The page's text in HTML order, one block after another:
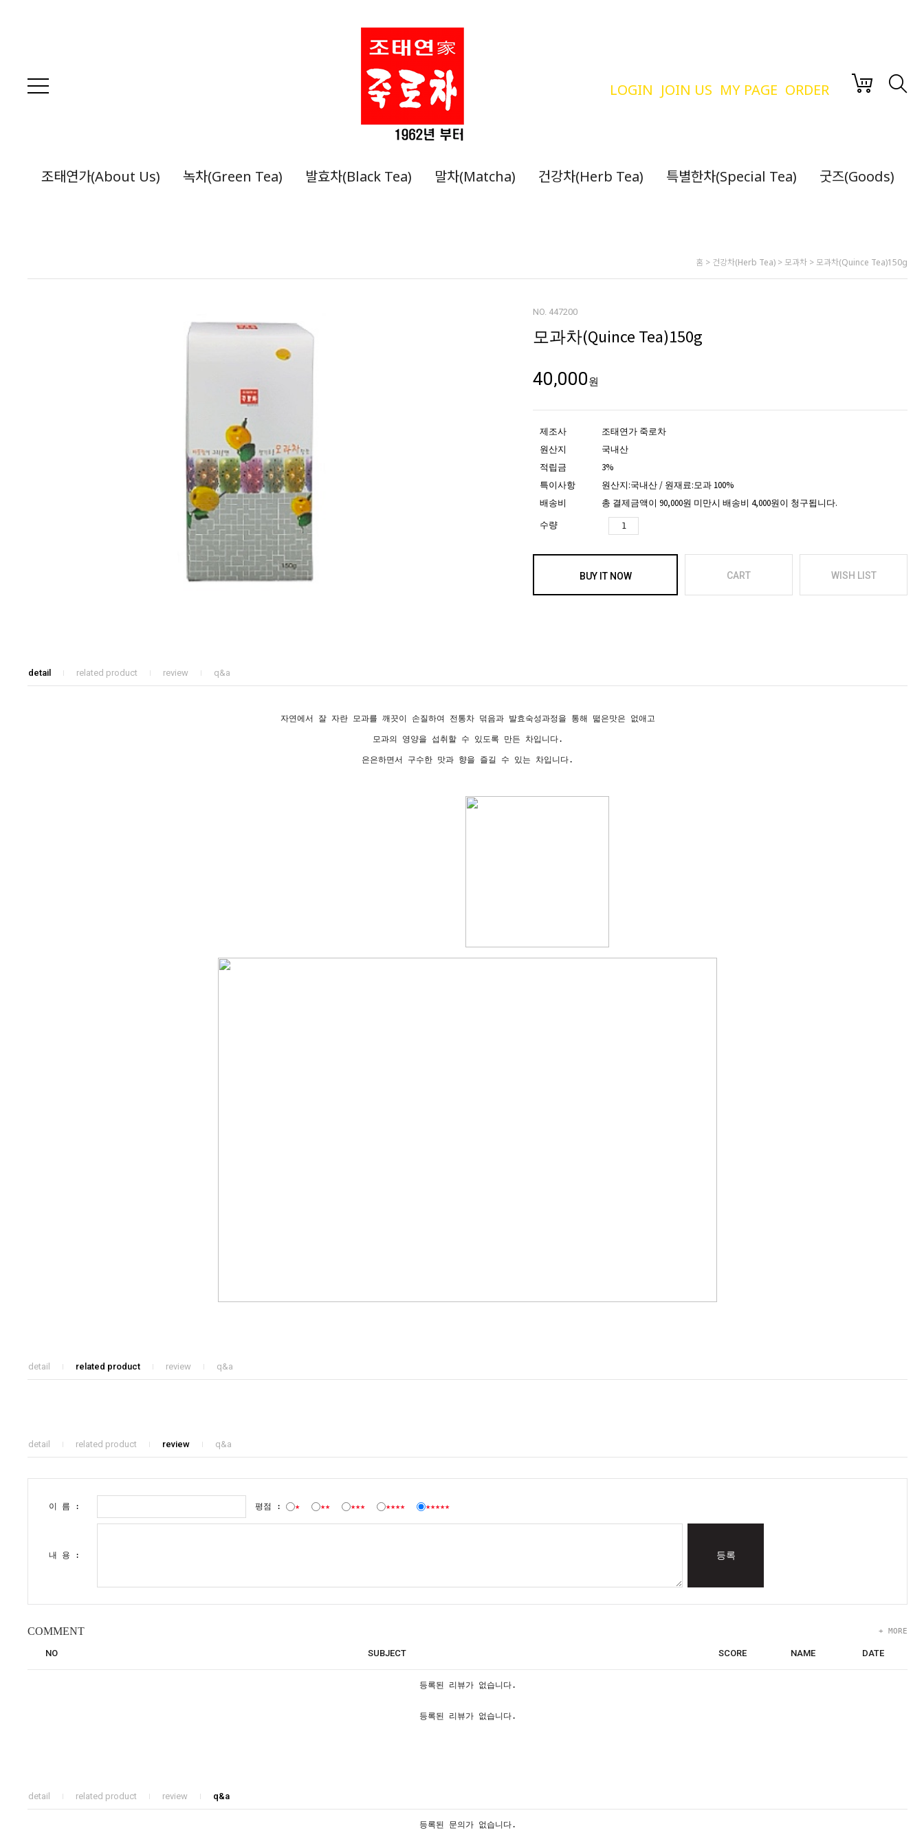
LOGIN JOIN US MY PAGE ORDER
조태연가(About Us) 녹차(Green Tea) 발효차(Black Tea) 말차(Matcha) 건강차(Herb Tea) 특별한차(Special Tea) 굿즈(Goods)
홈 > 건강차(Herb Tea) > 모과차 > 모과차(Quince Tea)150g
NO. 447200
모과차(Quince Tea)150g
40,000원
제조사
조태연가 죽로차
원산지
국내산
적립금
3%
특이사항
원산지:국내산 / 원재료:모과 100%
배송비
총 결제금액이 90,000원 미만시 배송비 4,000원이 청구됩니다.
수량
BUY IT NOW CART WISH LIST
detail related product review q&a
자연에서 잘 자란 모과를 깨끗이 손질하여 전통차 덖음과 발효숙성과정을 통해 떫은맛은 없애고
모과의 영양을 섭취할 수 있도록 만든 차입니다.
은은하면서 구수한 맛과 향을 즐길 수 있는 차입니다.
detail related product review q&a
detail related product review q&a
이 름 : 평점 : ★ ★★ ★★★ ★★★★ ★★★★★
내 용 : 등록
COMMENT + MORE
NO SUBJECT SCORE NAME DATE
등록된 리뷰가 없습니다.
등록된 리뷰가 없습니다.
detail related product review q&a
등록된 문의가 없습니다.